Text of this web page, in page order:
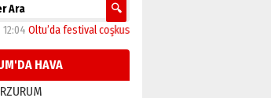
Oltu’da festival coşkusu konserle zirveye ulaştı
HAVA